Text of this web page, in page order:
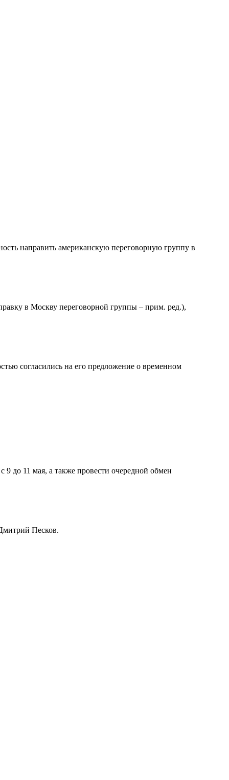
направить американскую переговорную группу в
в Москву переговорной группы – прим. ред.),
согласились на его предложение о временном
до 11 мая, а также провести очередной обмен
Песков.